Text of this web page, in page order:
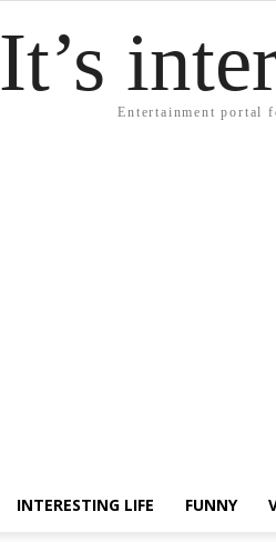
It’s
Entertainment portal
INTERESTING LIFE FUNNY